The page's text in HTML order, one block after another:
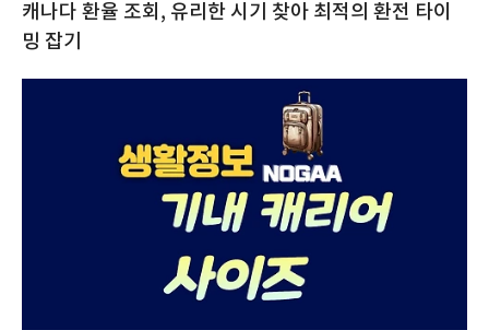
캐나다 환율 조회, 유리한 시기 찾아 최적의 환전 타이
밍 잡기